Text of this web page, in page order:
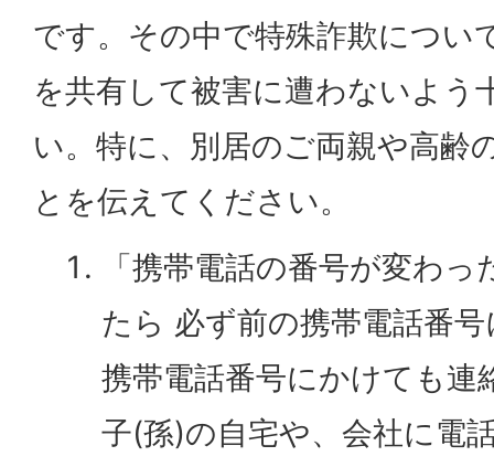
です。その中で特殊詐欺につい
を共有して被害に遭わないよう
い。特に、別居のご両親や高齢
とを伝えてください。
「携帯電話の番号が変わ
たら 必ず前の携帯電話番
携帯電話番号にかけても連
子(孫)の自宅や、会社に電